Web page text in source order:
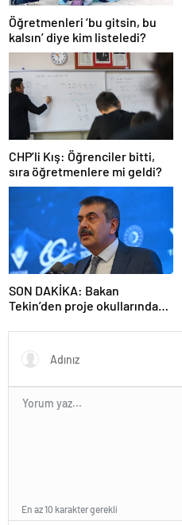
Öğretmenleri ‘bu gitsin, bu
kalsın’ diye kim listeledi?
CHP’li Kış: Öğrenciler bitti,
sıra öğretmenlere mi geldi?
SON DAKİKA: Bakan
Tekin’den proje okullarındaki
En az 10 karakter gerekli